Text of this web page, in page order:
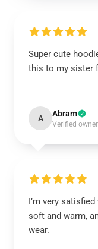
Super cute
this to my sister
A Abram
Verified owner
I’m very
soft and warm,
wear.